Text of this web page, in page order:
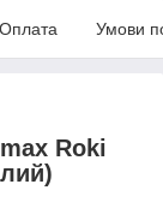
Оплата Умови
Roki